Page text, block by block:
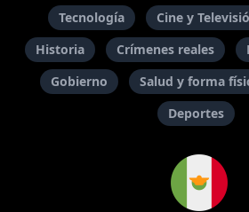
Tecnología
Cine y
Historia
Crímenes reales
Gobierno
Salud y forma
Deportes